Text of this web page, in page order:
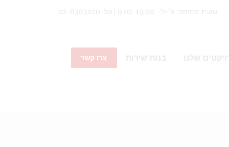
שעות פתיחה: א'-ה'- 9.00-19.00 | טל: 02-6303200
שלנו בנות שירות צרו קשר